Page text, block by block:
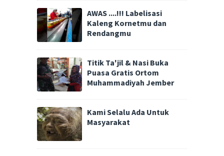
AWAS ....!!! Labelisasi
Kaleng Kornetmu dan
Rendangmu
Titik Ta'jil & Nasi Buka
Puasa Gratis Ortom
Muhammadiyah Jember
Kami Selalu Ada Untuk
Masyarakat